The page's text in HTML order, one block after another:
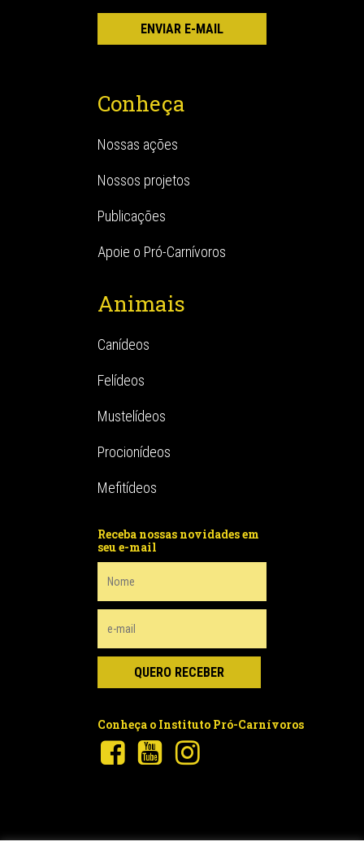
Conheça
Nossas ações
Nossos projetos
Publicações
Apoie o Pró-Carnívoros
Animais
Canídeos
Felídeos
Mustelídeos
Procionídeos
Mefitídeos
Receba nossas novidades em
seu e-mail
Conheça o Instituto Pró-Carnívoros